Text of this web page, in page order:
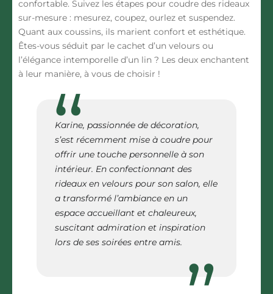
confortable. Suivez les étapes pour coudre des rideaux
sur-mesure : mesurez, coupez, ourlez et suspendez.
Quant aux coussins, ils marient confort et esthétique.
Êtes-vous séduit par le cachet d’un velours ou
l’élégance intemporelle d’un lin ? Les deux enchantent
à leur manière, à vous de choisir !
Karine, passionnée de décoration,
s’est récemment mise à coudre pour
offrir une touche personnelle à son
intérieur. En confectionnant des
rideaux en velours pour son salon, elle
a transformé l’ambiance en un
espace accueillant et chaleureux,
suscitant admiration et inspiration
lors de ses soirées entre amis.